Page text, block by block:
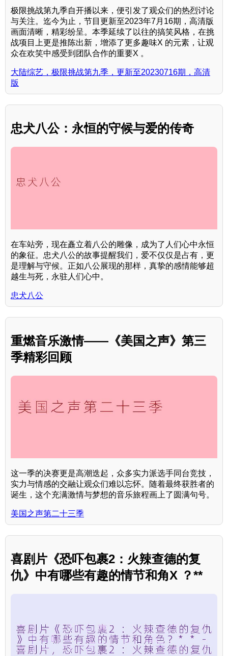
极限挑战第九季自开播以来，便引发了观众们的热烈讨论
与关注。迄今为止，节目更新至2023年7月16期，高清版
画面清晰，精彩纷呈。本季延续了以往的搞笑风格，在挑
战项目上更是推陈出新，增添了更多趣味X 的元素，让观
众在欢笑中感受到团队合作的重要X 。
大陆综艺，极限挑战第九季，更新至20230716期，高清
版
忠犬八公：永恒的守候与爱的传奇
在车站旁，现在矗立着八公的雕像，成为了人们心中永恒
的象征。忠犬八公的故事提醒我们，爱不仅仅是占有，更
是理解与守候。正如八公展现的那样，真挚的感情能够超
越生与死，永驻人们心中。
忠犬八公
重燃音乐激情——《美国之声》第三
季精彩回顾
这一季的决赛更是高潮迭起，众多实力派选手同台竞技，
实力与情感的交融让观众们难以忘怀。随着最终获胜者的
诞生，这个充满激情与梦想的音乐旅程画上了圆满句号。
美国之声第二十三季
喜剧片《恐吓包裹2：火辣查德的复
仇》中有哪些有趣的情节和角X ？**